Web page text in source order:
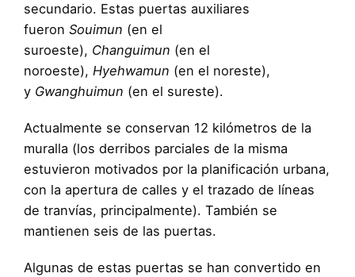
secundario. Estas puertas auxiliares
fueron Souimun (en el
suroeste), Changuimun (en el
noroeste), Hyehwamun (en el noreste),
y Gwanghuimun (en el sureste).
Actualmente se conservan 12 kilómetros de la
muralla (los derribos parciales de la misma
estuvieron motivados por la planificación urbana,
con la apertura de calles y el trazado de líneas
de tranvías, principalmente). También se
mantienen seis de las puertas.
Algunas de estas puertas se han convertido en